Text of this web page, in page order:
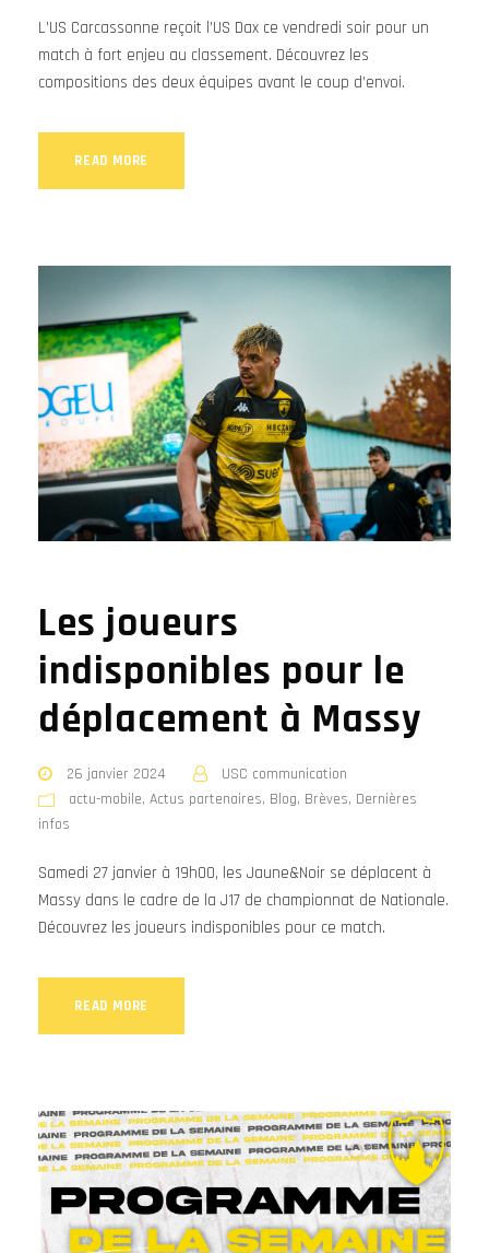
L’US Carcassonne reçoit l’US Dax ce vendredi soir pour un
match à fort enjeu au classement. Découvrez les
compositions des deux équipes avant le coup d’envoi.
READ MORE
Les joueurs
indisponibles pour le
déplacement à Massy
26 janvier 2024
USC communication
actu-mobile, Actus partenaires, Blog, Brèves, Dernières
infos
Samedi 27 janvier à 19h00, les Jaune&Noir se déplacent à
Massy dans le cadre de la J17 de championnat de Nationale.
Découvrez les joueurs indisponibles pour ce match.
READ MORE